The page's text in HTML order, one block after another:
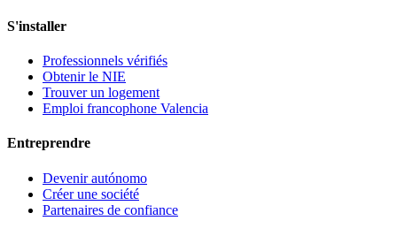
S'installer
Professionnels vérifiés
Obtenir le NIE
Trouver un logement
Emploi francophone Valencia
Entreprendre
Devenir autónomo
Créer une société
Partenaires de confiance